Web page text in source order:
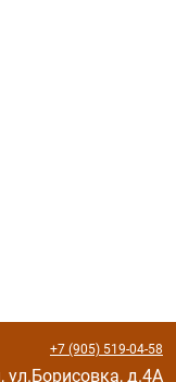
+7 (905) 519-04-58
д.4А